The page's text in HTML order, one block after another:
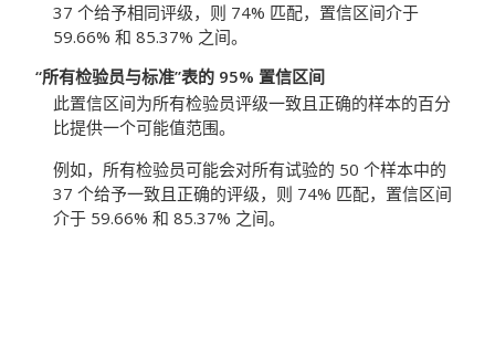
37 个给予相同评级，则 74% 匹配，置信区间介于
59.66% 和 85.37% 之间。
“所有检验员与标准”表的 95% 置信区间
此置信区间为所有检验员评级一致且正确的样本的百分
比提供一个可能值范围。
例如，所有检验员可能会对所有试验的 50 个样本中的
37 个给予一致且正确的评级，则 74% 匹配，置信区间
介于 59.66% 和 85.37% 之间。